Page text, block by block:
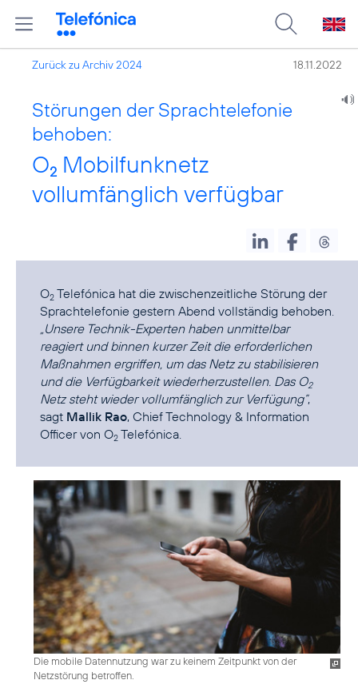
Zurück zu Archiv 2024 18.11.2022
Störungen der Sprachtelefonie
behoben:
O2 Mobilfunknetz
vollumfänglich verfügbar
O2 Telefónica hat die zwischenzeitliche Störung der
„Unsere Technik-Experten haben unmittelbar
reagiert und binnen kurzer Zeit die erforderlichen
Maßnahmen ergriffen, um das Netz zu stabilisieren
und die Verfügbarkeit wiederherzustellen. Das O2
Netz steht wieder vollumfänglich zur Verfügung”,
sagt Mallik Rao, Chief Technology & Information
Officer von O2 Telefónica.
Die mobile Datennutzung war zu keinem Zeitpunkt von der
Netzstörung betroffen.